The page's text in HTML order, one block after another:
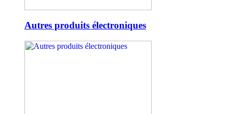
Autres produits électroniques